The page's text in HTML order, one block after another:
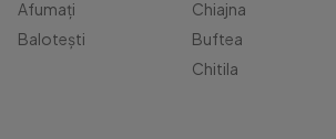
Afumați
Balotești
Chiajna
Buftea
Chitila